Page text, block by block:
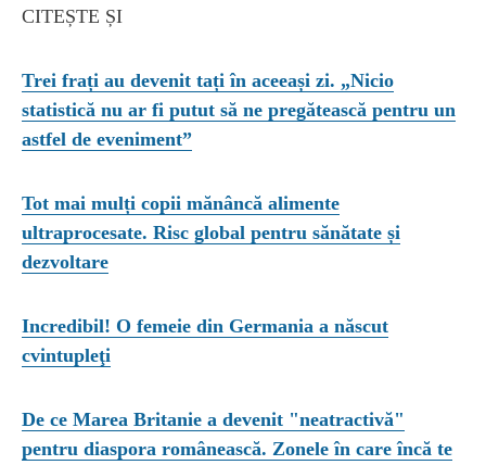
CITEȘTE ȘI
Trei frați au devenit tați în aceeași zi. „Nicio
statistică nu ar fi putut să ne pregătească pentru un
astfel de eveniment”
Tot mai mulți copii mănâncă alimente
ultraprocesate. Risc global pentru sănătate și
dezvoltare
Incredibil! O femeie din Germania a născut
cvintupleţi
De ce Marea Britanie a devenit "neatractivă"
pentru diaspora românească. Zonele în care încă te